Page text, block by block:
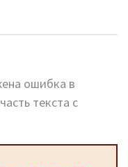
ошибка в
текста с